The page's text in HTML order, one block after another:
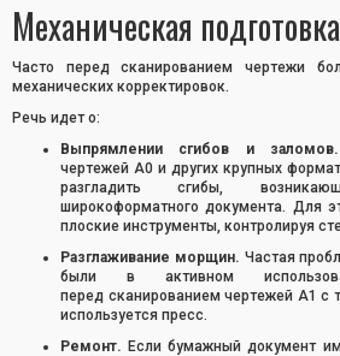
Механическая подготовка
Часто перед сканированием чертежи
механических корректировок.
Речь идет о:
Выпрямлении сгибов и заломов.
чертежей А0 и других крупных
разгладить сгибы,
широкоформатного документа. Для
плоские инструменты, контролируя
Разглаживание морщин. Частая
были в активном
перед сканированием чертежей А1 с
используется пресс.
Ремонт. Если бумажный документ